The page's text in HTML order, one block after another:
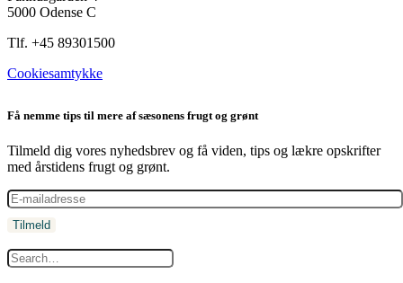
5000 Odense C
Tlf. +45 89301500
Cookiesamtykke
Få nemme tips til mere af sæsonens frugt og grønt
Tilmeld dig vores nyhedsbrev og få viden, tips og lækre opskrifter
med årstidens frugt og grønt.